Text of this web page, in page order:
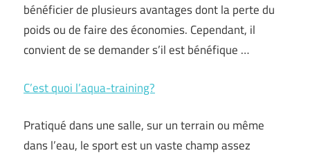
bénéficier de plusieurs avantages dont la perte du
poids ou de faire des économies. Cependant, il
convient de se demander s’il est bénéfique …
C’est quoi l’aqua-training?
Pratiqué dans une salle, sur un terrain ou même
dans l’eau, le sport est un vaste champ assez